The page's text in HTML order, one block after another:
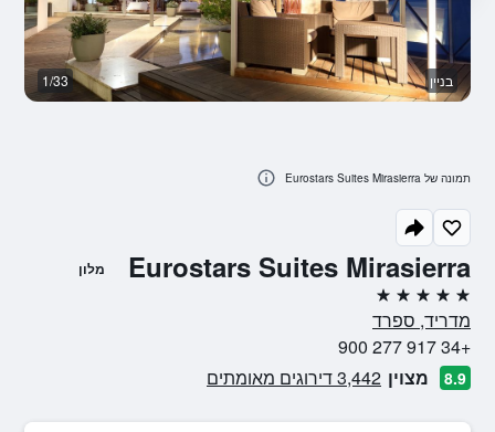
Eurostars Suites Mirasierra מלון
5 כוכבים
מדריד, ספרד
+34 917 277 900
8.9 מצוין 3,442 דירוגים מאומתים
בניין 1/33
תמונה של Eurostars Suites Mirasierra